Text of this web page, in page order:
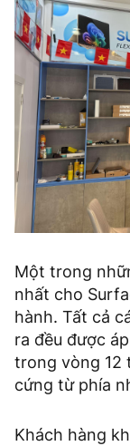
Một trong
nhất cho
hành. Tất cả
ra đều được
trong vòng 12
cứng từ phía
Khách hàng